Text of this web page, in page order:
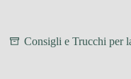
Consigli e Trucchi per